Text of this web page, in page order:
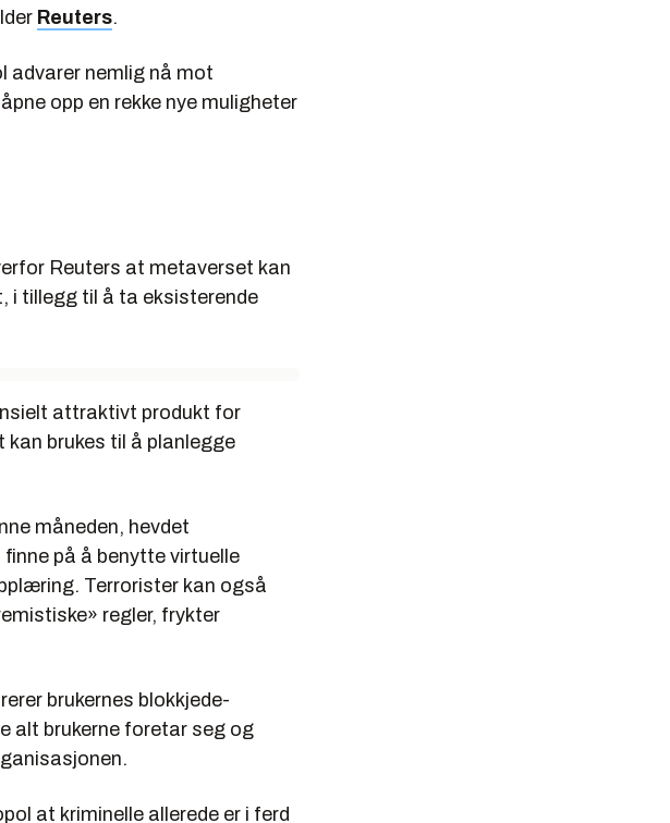
Reuters.
advarer nemlig nå mot
opp en rekke nye muligheter
Reuters at metaverset kan
i tillegg til å ta eksisterende
attraktivt produkt for
brukes til å planlegge
måneden, hevdet
på å benytte virtuelle
Terrorister kan også
regler, frykter
brukernes blokkjede-
alt brukerne foretar seg og
at kriminelle allerede er i ferd